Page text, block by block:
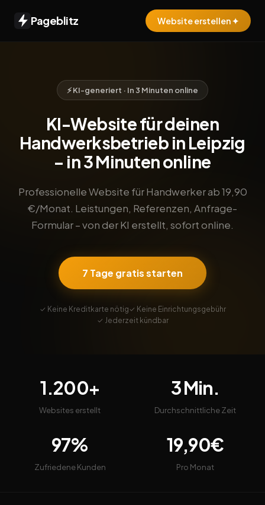
Pageblitz Website erstellen ✦
⚡ KI-generiert · In 3 Minuten online
KI-Website für deinen
Handwerksbetrieb in Leipzig
– in 3 Minuten online
Professionelle Website für Handwerker ab 19,90
€/Monat. Leistungen, Referenzen, Anfrage-
Formular – von der KI erstellt, sofort online.
7 Tage gratis starten
✓ Keine Kreditkarte nötig✓ Keine Einrichtungsgebühr
✓ Jederzeit kündbar
1.200+
Websites erstellt
3 Min.
Durchschnittliche Zeit
97%
Zufriedene Kunden
19,90€
Pro Monat